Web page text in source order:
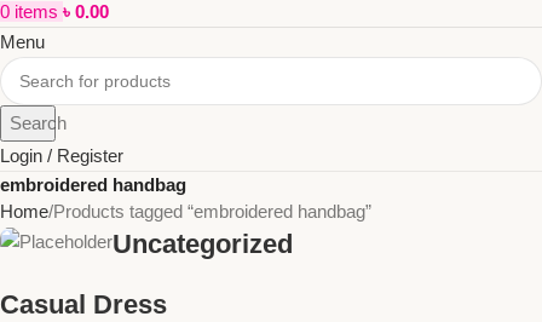
0 items ৳ 0.00
Menu
Search
Login / Register
embroidered handbag
Home Products tagged “embroidered handbag”
Uncategorized
Casual Dress